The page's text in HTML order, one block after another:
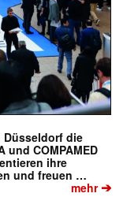
Düsseldorf die
und COMPAMED
ihre
und freuen …
mehr➔